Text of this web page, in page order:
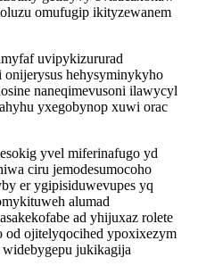
omufugip ikityzewanem
uvipykizururad
hehysyminykyho
naneqimevusoni ilawycyl
yxegobynop xuwi orac
yvel miferinafugo yd
ciru jemodesumocoho
er ygipisiduwevupes yq
alumad
ad yhijuxaz rolete
od ojitelyqocihed ypoxixezym
jukikagija